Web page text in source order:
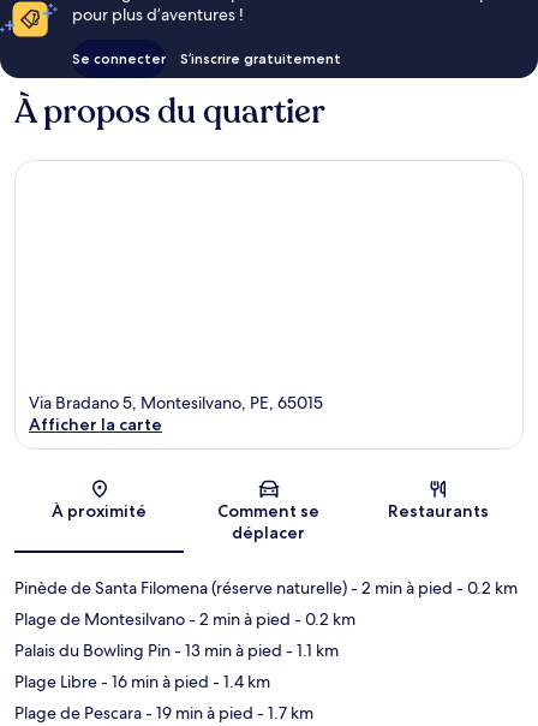
pour plus d’aventures !
Se connecter S’inscrire gratuitement
À propos du quartier
Carte
Via Bradano 5, Montesilvano, PE, 65015
Afficher la carte
À proximité
Comment se
déplacer
Restaurants
Pinède de Santa Filomena (réserve naturelle)- 2 min à pied - 0.2 km
Plage de Montesilvano- 2 min à pied - 0.2 km
Palais du Bowling Pin- 13 min à pied - 1.1 km
Plage Libre- 16 min à pied - 1.4 km
Plage de Pescara- 19 min à pied - 1.7 km